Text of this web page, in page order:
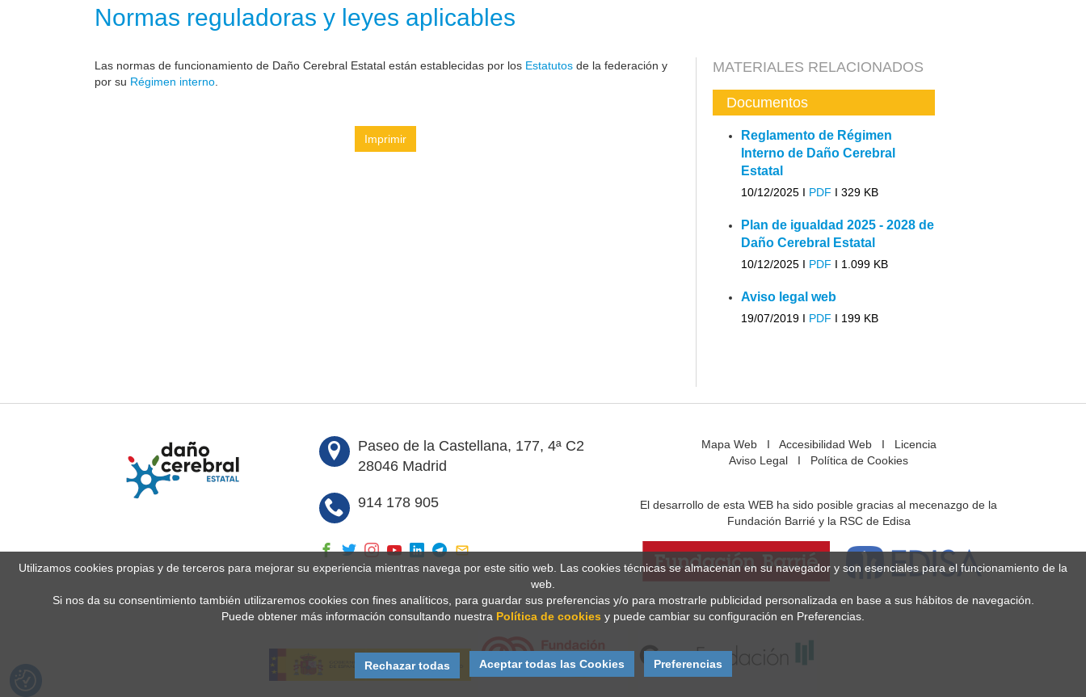
Normas reguladoras y leyes aplicables
Las normas de funcionamiento de Daño Cerebral Estatal están establecidas por los Estatutos de la federación y
por su Régimen interno
Imprimir
MATERIALES RELACIONADOS
Documentos
Reglamento de Régimen
Interno de Daño Cerebral
Estatal
10/12/2025 I PDF I 329 KB
Plan de igualdad 2025 - 2028 de
Daño Cerebral Estatal
10/12/2025 I PDF I 1.099 KB
Aviso legal web
19/07/2019 I PDF I 199 KB
Paseo de la Castellana, 177, 4ª C2
28046 Madrid
914 178 905
Mapa WebI Accesibilidad WebI Licencia
Aviso Legal I Política de Cookies
El desarrollo de esta WEB ha sido posible gracias al mecenazgo de la
Fundación Barrié y la RSC de Edisa
Utilizamos cookies propias y de terceros para mejorar su experiencia mientras navega por este sitio web. Las cookies técnicas se almacenan en su navegador y son esenciales para el funcionamiento de la
web.
Si nos da su consentimiento también utilizaremos cookies con fines analíticos, para guardar sus preferencias y/o para mostrarle publicidad personalizada en base a sus hábitos de navegación.
Puede obtener más información consultando nuestra Política de cookies y puede cambiar su configuración en Preferencias.
Rechazar todas Aceptar todas las Cookies Preferencias